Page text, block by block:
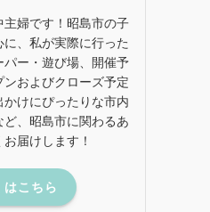
婦です！昭島市の子
、私が実際に行った
ー・遊び場、開催予
およびクローズ予定
けにぴったりな市内
、昭島市に関わるあ
届けします！
はこちら